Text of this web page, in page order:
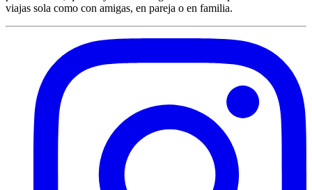
viajas sola como con amigas, en pareja o en familia.